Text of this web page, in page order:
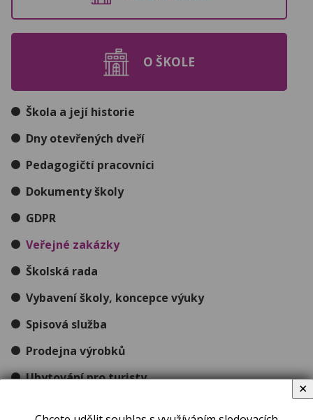
O ŠKOLE
Škola a její historie
Dny otevřených dveří
Pedagogičtí pracovníci
Dokumenty školy
GDPR
Veřejné zakázky
Školská rada
Vybavení školy, koncepce výuky
Spisová služba
Prodejna výrobků
Ubytování pro turisty
✕